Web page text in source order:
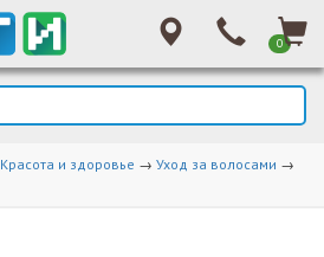
0
Красота и здоровье → Уход за волосами →